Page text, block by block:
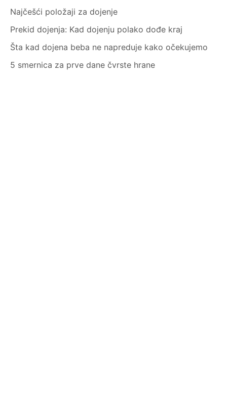
Najčešći položaji za dojenje
Prekid dojenja: Kad dojenju polako dođe kraj
Šta kad dojena beba ne napreduje kako očekujemo
5 smernica za prve dane čvrste hrane